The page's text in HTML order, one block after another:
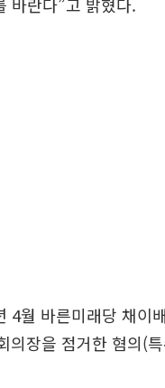
4월 바른미래당 채이
장을 점거한 혐의(